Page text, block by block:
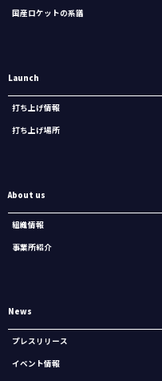
国産ロケットの系譜
Launch
打ち上げ情報
打ち上げ場所
About us
組織情報
事業所紹介
News
プレスリリース
イベント情報